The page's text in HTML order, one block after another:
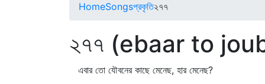
HomeSongsপ্রকৃতি২৭৭
২৭৭ (ebaar to
এবার তো যৌবনের কাছে মেনেছ, হার মেনেছ?